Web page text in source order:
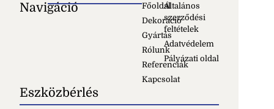
Navigáció
Főoldal
Dekoráció
Gyártás
Rólunk
Referenciák
Kapcsolat
Általános
szerződési
feltételek
Adatvédelem
Pályázati oldal
Eszközbérlés